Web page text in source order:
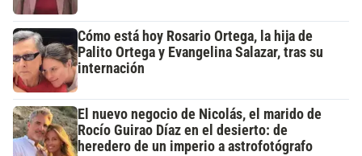
Cómo está hoy Rosario Ortega, la hija de
Palito Ortega y Evangelina Salazar, tras su
internación
El nuevo negocio de Nicolás, el marido de
Rocío Guirao Díaz en el desierto: de
heredero de un imperio a astrofotógrafo